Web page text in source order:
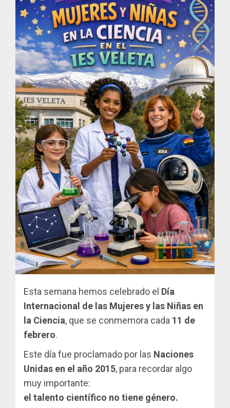
Esta semana hemos celebrado el Día
Internacional de las Mujeres y las Niñas en
la Ciencia, que se conmemora cada 11 de
febrero.
Este día fue proclamado por las Naciones
Unidas en el año 2015, para recordar algo
muy importante:
el talento científico no tiene género.